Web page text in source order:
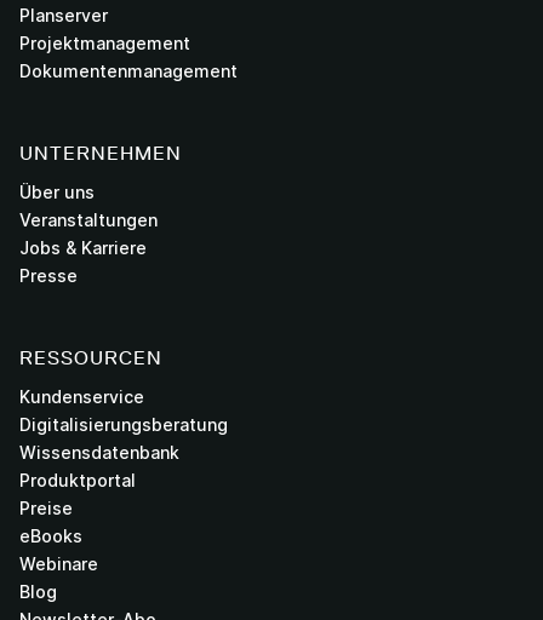
Planserver
Projektmanagement
Dokumentenmanagement
UNTERNEHMEN
Über uns
Veranstaltungen
Jobs & Karriere
Presse
RESSOURCEN
Kundenservice
Digitalisierungsberatung
Wissensdatenbank
Produktportal
Preise
eBooks
Webinare
Blog